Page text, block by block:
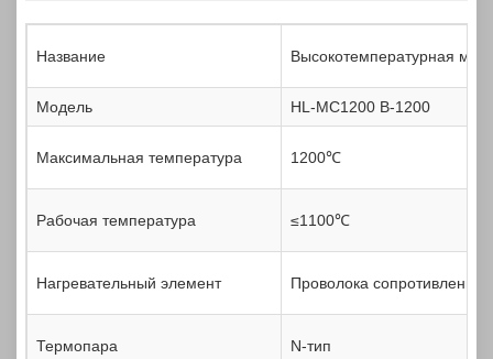
Название Высокотемпературная
Модель HL-MC1200 B-1200
Максимальная температура 1200℃
Рабочая температура ≤1100℃
Нагревательный элемент Проволока сопротивления
Термопара N-тип